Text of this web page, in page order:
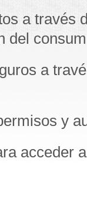
a través
del
a
y
acceder